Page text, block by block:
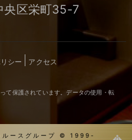
央区栄町35-7
シー アクセス
て保護されています。データの使用・転
ースグループ © 1999-